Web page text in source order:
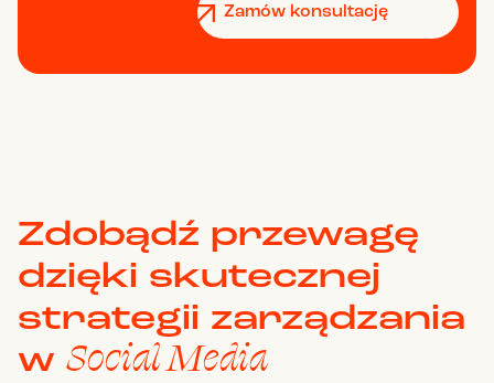
Zdobądź przewagę
dzięki skutecznej
strategii zarządzania
w Social Media